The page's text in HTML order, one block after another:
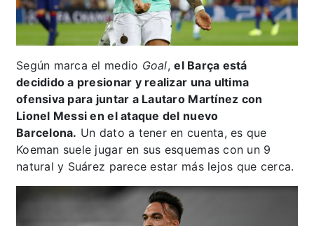
Según marca el medio Goal,el Barça está
decidido a presionar y realizar una ultima
ofensiva para juntar a Lautaro Martínez con
Lionel Messi en el ataque del nuevo
Barcelona. Un dato a tener en cuenta, es que
Koeman suele jugar en sus esquemas con un 9
natural y Suárez parece estar más lejos que cerca.